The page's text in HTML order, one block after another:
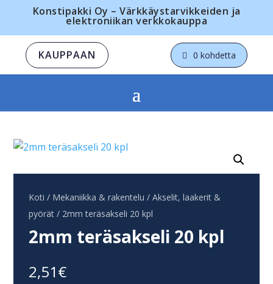
Konstipakki Oy – Värkkäystarvikkeiden ja
elektroniikan verkkokauppa
KAUPPAAN 0 kohdetta
Koti / Mekaniikka & rakentelu /Akselit, laakerit &
pyörät / 2mm teräsakseli 20 kpl
2mm teräsakseli 20 kpl
2,51€